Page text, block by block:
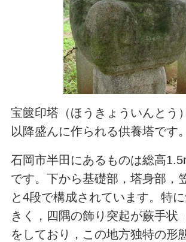
宝篋印塔（ほうきょういんとう
以降盛んに作られる供養塔です。
石岡市半田にあるものは総高
です。下から基礎部，塔身部，
と4段で構成されています。特
きく，四隅の飾り突起が蕨手状
をしており，この地方独特の形